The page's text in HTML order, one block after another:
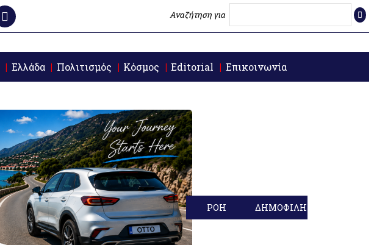
Αναζήτηση για
Ελλάδα Πολιτισμός Κόσμος Editorial Επικοινωνία
ΡΟΗ ΔΗΜΟΦΙΛΗ